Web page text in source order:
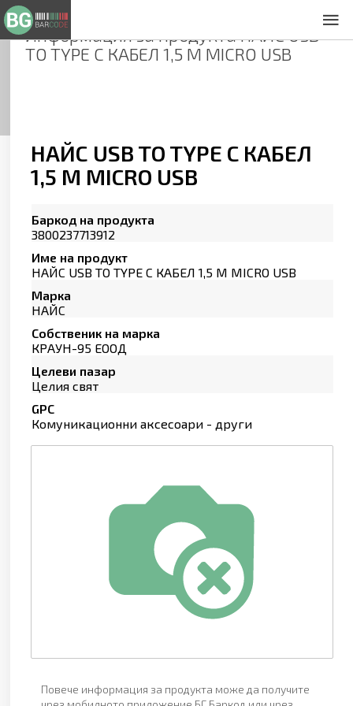
Информация за продуктаНАЙС USB
TO TYPE C КАБЕЛ 1,5 М MICRO USB
НАЙС USB TO TYPE C КАБЕЛ
1,5 М MICRO USB
Баркод на продукта
3800237713912
Име на продукт
НАЙС USB TO TYPE C КАБЕЛ 1,5 М MICRO USB
Марка
НАЙС
Собственик на марка
КРАУН-95 ЕООД
Целеви пазар
Целия свят
GPC
Комуникационни аксесоари - други
Повече информация за продукта може да получите
Общи условия